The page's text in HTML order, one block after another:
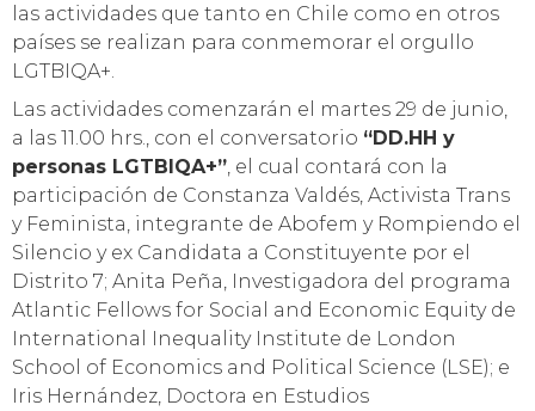
las actividades que tanto en Chile como en otros
países se realizan para conmemorar el orgullo
LGTBIQA+.
Las actividades comenzarán el martes 29 de junio,
a las 11.00 hrs., con el conversatorio “DD.HH y
personas LGTBIQA+”, el cual contará con la
participación de Constanza Valdés, Activista Trans
y Feminista, integrante de Abofem y Rompiendo el
Silencio y ex Candidata a Constituyente por el
Distrito 7; Anita Peña, Investigadora del programa
Atlantic Fellows for Social and Economic Equity de
International Inequality Institute de London
School of Economics and Political Science (LSE); e
Iris Hernández, Doctora en Estudios